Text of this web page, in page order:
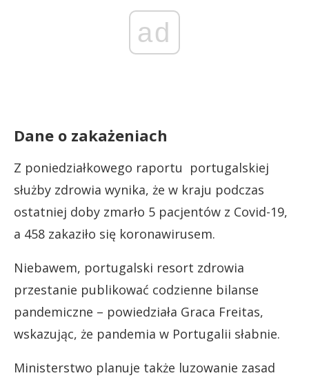
ad
Dane o zakażeniach
Z poniedziałkowego raportu portugalskiej
służby zdrowia wynika, że w kraju podczas
ostatniej doby zmarło 5 pacjentów z Covid-19,
a 458 zakaziło się koronawirusem.
Niebawem, portugalski resort zdrowia
przestanie publikować codzienne bilanse
pandemiczne – powiedziała Graca Freitas,
wskazując, że pandemia w Portugalii słabnie.
Ministerstwo planuje także luzowanie zasad